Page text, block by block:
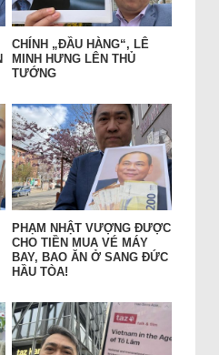
CHÍNH „ĐẦU HÀNG“, LÊ
MINH HƯNG LÊN THỦ
TƯỚNG
PHẠM NHẬT VƯỢNG ĐƯỢC
CHO TIỀN MUA VÉ MÁY
BAY, BAO ĂN Ở SANG ĐỨC
HẦU TÒA!